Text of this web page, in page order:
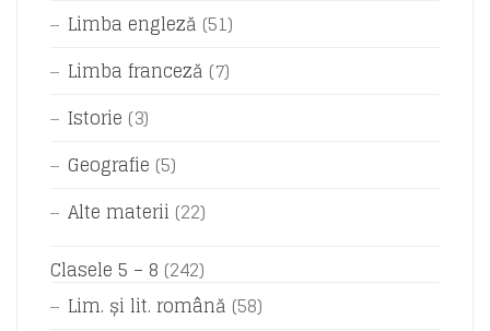
Limba engleză (51)
Limba franceză (7)
Istorie (3)
Geografie (5)
Alte materii (22)
Clasele 5 – 8 (242)
Lim. și lit. română (58)